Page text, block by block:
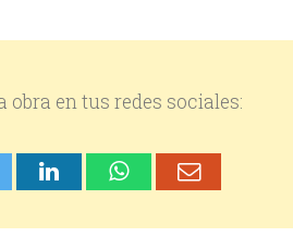
obra en tus redes sociales: